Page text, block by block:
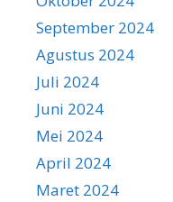
September 2024
Agustus 2024
Juli 2024
Juni 2024
Mei 2024
April 2024
Maret 2024